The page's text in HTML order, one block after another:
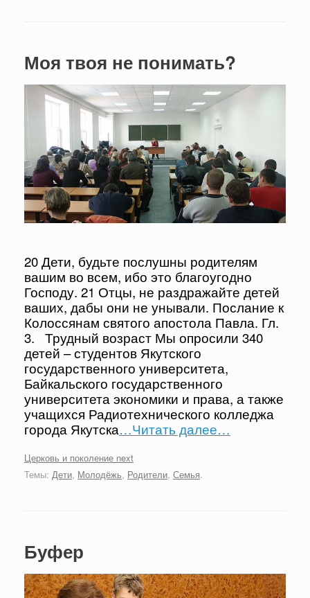
Моя твоя не понимать?
20 Дети, будьте послушны родителям
вашим во всем, ибо это благоугодно
Господу. 21 Отцы, не раздражайте детей
ваших, дабы они не унывали. Послание к
Колоссянам святого апостола Павла. Гл.
3. Трудный возраст Мы опросили 340
детей – студентов Якутского
государственного университета,
Байкальского государственного
университета экономики и права, а также
учащихся Радиотехнического колледжа
города Якутска…Читать далее…
Церковь и поколение next
Темы: Дети, Молодёжь, Родители, Семья.
Буфер